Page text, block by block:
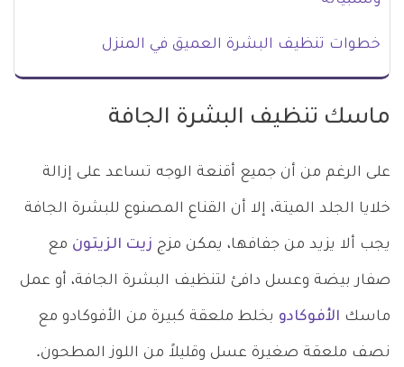
خطوات تنظيف البشرة العميق في المنزل
ماسك تنظيف البشرة الجافة
على الرغم من أن جميع أقنعة الوجه تساعد على إزالة
خلايا الجلد الميتة، إلا أن القناع المصنوع للبشرة الجافة
يجب ألا يزيد من جفافها، يمكن مزج زيت الزيتون مع
صفار بيضة وعسل دافئ لتنظيف البشرة الجافة، أو عمل
ماسك الأفوكادو بخلط ملعقة كبيرة من الأفوكادو مع
نصف ملعقة صغيرة عسل وقليلاً من اللوز المطحون.